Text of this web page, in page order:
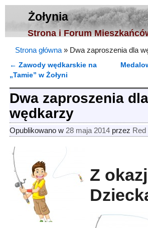
Żołynia
Strona i Forum
Strona główna » Dwa zaproszenia dla
Nawigacja
← Zawody wędkarskie na
„Tamie” w Żołyni
Dwa zaproszenia dla
wędkarzy
Opublikowano w 28 maja 2014 przez Red
Z